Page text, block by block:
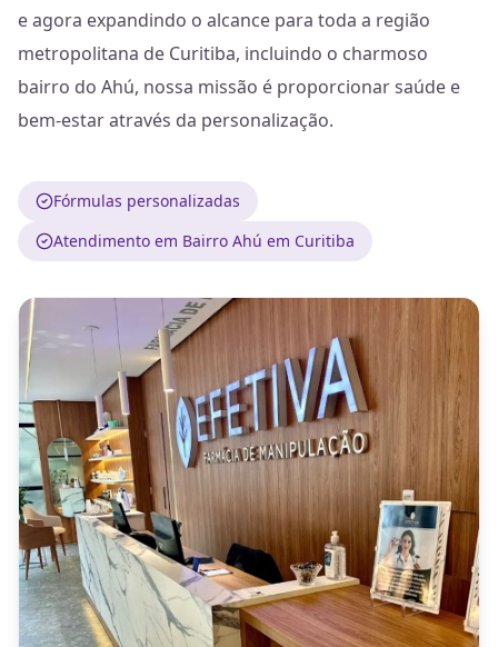
e agora expandindo o alcance para toda a região
metropolitana de Curitiba, incluindo o charmoso
bairro do Ahú, nossa missão é proporcionar saúde e
bem-estar através da personalização.
Fórmulas personalizadas
Atendimento em Bairro Ahú em Curitiba